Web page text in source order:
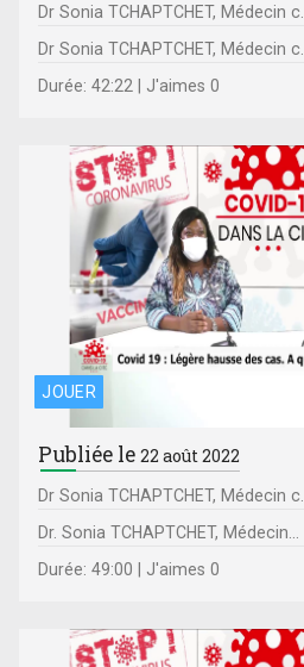
Dr Sonia TCHAPTCHET, Médecin c...
Dr Sonia TCHAPTCHET, Médecin c...
Durée: 42:22 | J'aimes 0
JOUER
Publiée le22 août 2022
Dr Sonia TCHAPTCHET, Médecin c...
Dr. Sonia TCHAPTCHET, Médecin...
Durée: 49:00 | J'aimes 0